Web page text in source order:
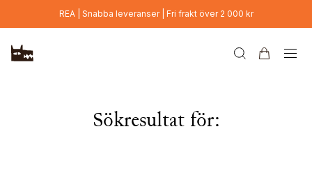
Hoppa till huvudinnehållREA | Snabba leveranser | Fri frakt över 2 000 kr
Sökresultat för: